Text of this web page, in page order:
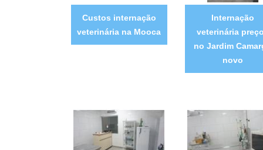
Custos internação
veterinária na Mooca
Internação
veterinária
no Jardim
novo